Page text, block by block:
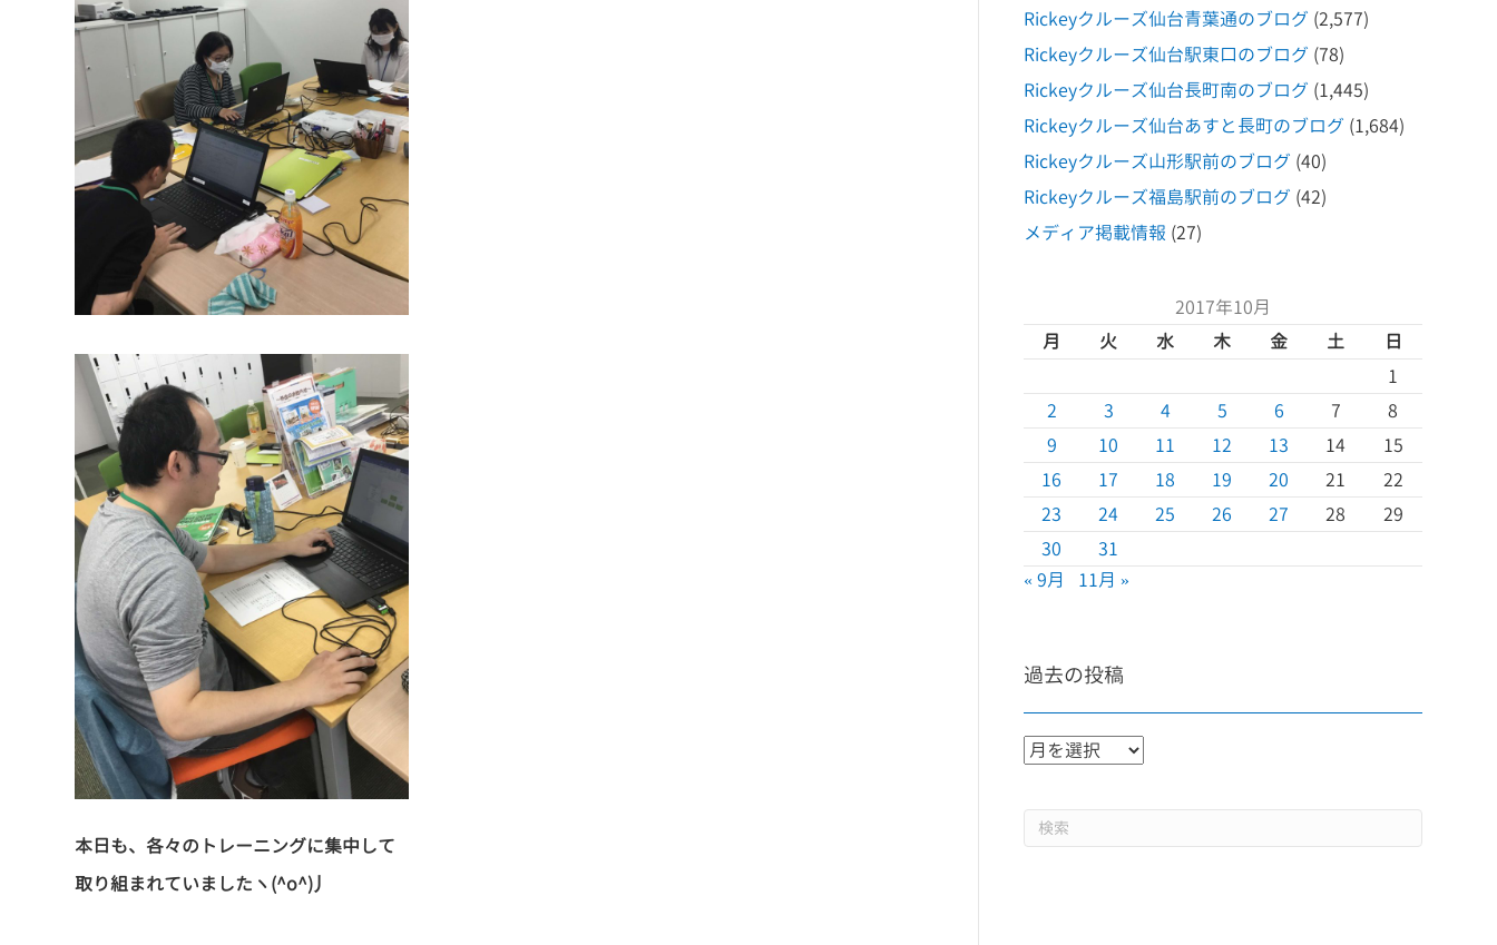
本日も、各々のトレーニングに集中して
取り組まれていましたヽ(^o^)丿
Rickeyクルーズ仙台青葉通のブログ (2,577)
Rickeyクルーズ仙台駅東口のブログ (78)
Rickeyクルーズ仙台長町南のブログ (1,445)
Rickeyクルーズ仙台あすと長町のブログ (1,684)
Rickeyクルーズ山形駅前のブログ (40)
Rickeyクルーズ福島駅前のブログ (42)
メディア掲載情報 (27)
2017年10月
月
火 水 木 金 土
日
1
2
3 4 5 6 7
8
9
10 11 12 13 14
15
16
17 18 19 20 21
22
23
24 25 26 27 28
29
30
31
« 9月
11月 »
過去の投稿
過
投